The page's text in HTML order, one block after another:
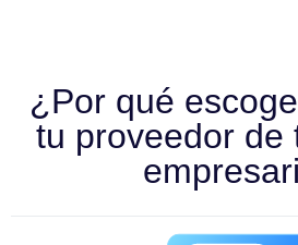
¿Por qué
tu proveedor de